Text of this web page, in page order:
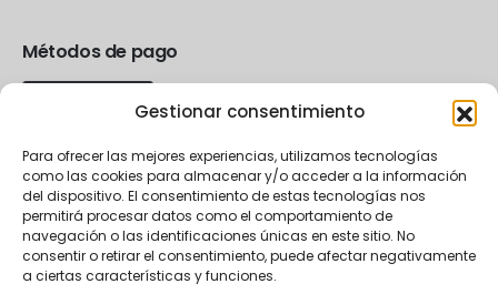
Gestionar consentimiento
Para ofrecer las mejores experiencias, utilizamos tecnologías
como las cookies para almacenar y/o acceder a la información
del dispositivo. El consentimiento de estas tecnologías nos
permitirá procesar datos como el comportamiento de
navegación o las identificaciones únicas en este sitio. No
consentir o retirar el consentimiento, puede afectar negativamente
a ciertas características y funciones.
Métodos de pago